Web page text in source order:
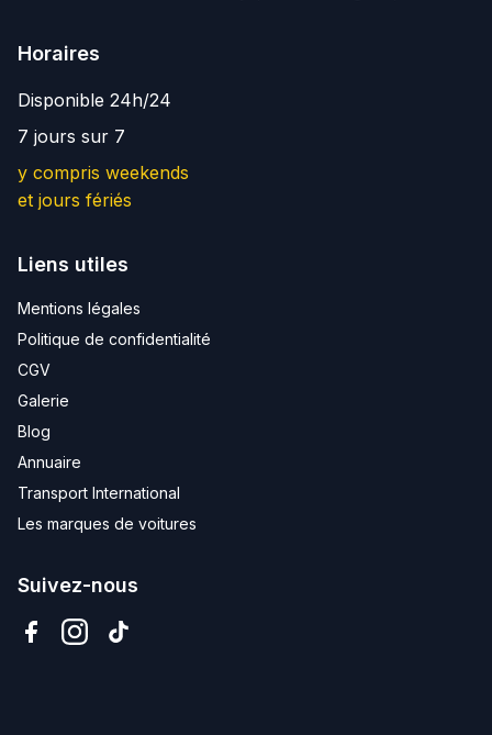
Horaires
Disponible 24h/24
7 jours sur 7
y compris weekends
et jours fériés
Liens utiles
Mentions légales
Politique de confidentialité
CGV
Galerie
Blog
Annuaire
Transport International
Les marques de voitures
Suivez-nous